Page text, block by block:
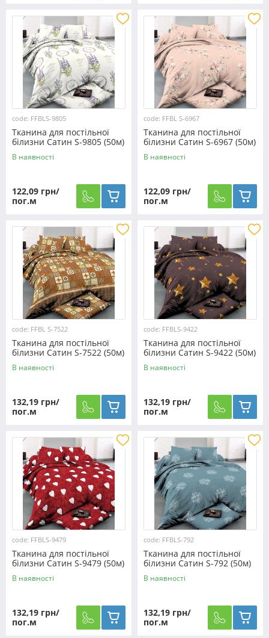
code: FFBLS-9805
Тканина для постільної
білизни Сатин S-9805 (50м)
В наявності
122,09 грн/
пог.м
code: FFBL S-6967
Тканина для постільної
білизни Сатин S-6967 (50м)
В наявності
122,09 грн/
пог.м
code: FFBL S-7522
Тканина для постільної
білизни Сатин S-7522 (50м)
В наявності
132,19 грн/
пог.м
code: FFBLS-9422
Тканина для постільної
білизни Сатин S-9422 (50м)
В наявності
132,19 грн/
пог.м
code: FFBLS-9479
Тканина для постільної
білизни Сатин S-9479 (50м)
В наявності
132,19 грн/
пог.м
code: FFBLS-792
Тканина для постільної
білизни Сатин S-792 (50м)
В наявності
132,19 грн/
пог.м